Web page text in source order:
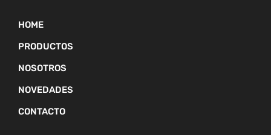
HOME
PRODUCTOS
NOSOTROS
NOVEDADES
CONTACTO